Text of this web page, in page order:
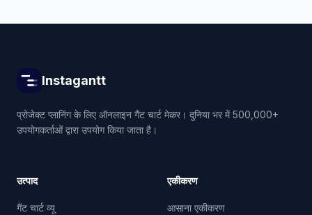
Instagantt
प्रोजेक्ट प्लानिंग के लिए ऑनलाइन गैंट चार्ट मेकर। दुनिया भर में 500,000+
उपयोगकर्ताओं द्वारा उपयोग किया जाता है।
उत्पाद
गैंट चार्ट व्यू
एकीकरण
आसाना एकीकरण